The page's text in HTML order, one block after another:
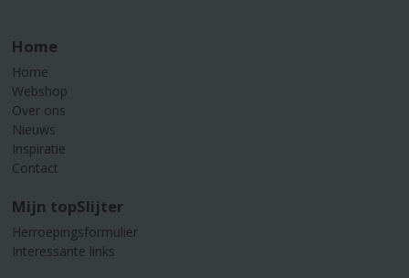
Home
Home
Webshop
Over ons
Nieuws
Inspiratie
Contact
Mijn topSlijter
Herroepingsformulier
Interessante links